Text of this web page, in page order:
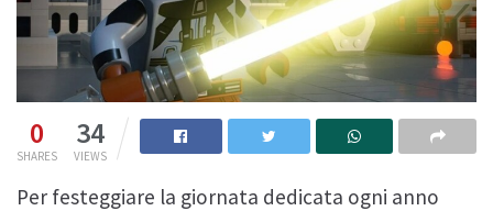
0
SHARES
34
VIEWS
Per festeggiare la giornata dedicata ogni anno